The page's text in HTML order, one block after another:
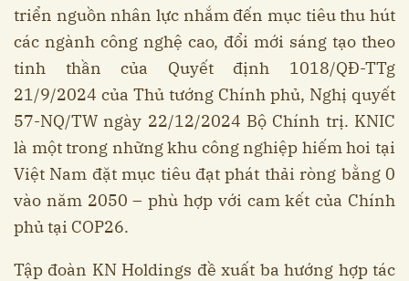
triển nguồn nhân lực nhắm đến mục tiêu thu hút
các ngành công nghệ cao, đổi mới sáng tạo theo
tinh thần của Quyết định 1018/QĐ-TTg
21/9/2024 của Thủ tướng Chính phủ, Nghị quyết
57-NQ/TW ngày 22/12/2024 Bộ Chính trị. KNIC
là một trong những khu công nghiệp hiếm hoi tại
Việt Nam đặt mục tiêu đạt phát thải ròng bằng 0
vào năm 2050 – phù hợp với cam kết của Chính
phủ tại COP26.
Tập đoàn KN Holdings đề xuất ba hướng hợp tác